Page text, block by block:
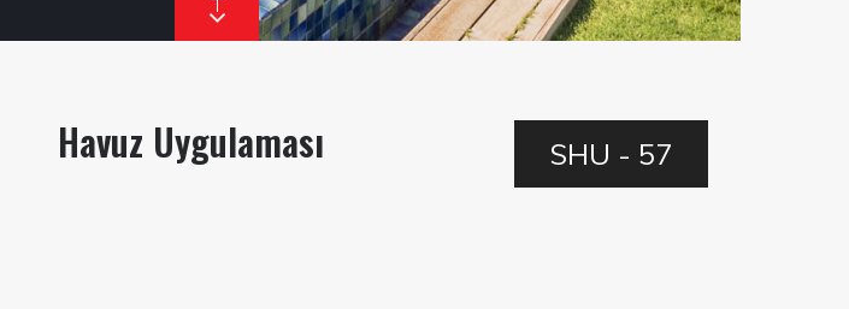
Havuz Uygulaması SHU - 57